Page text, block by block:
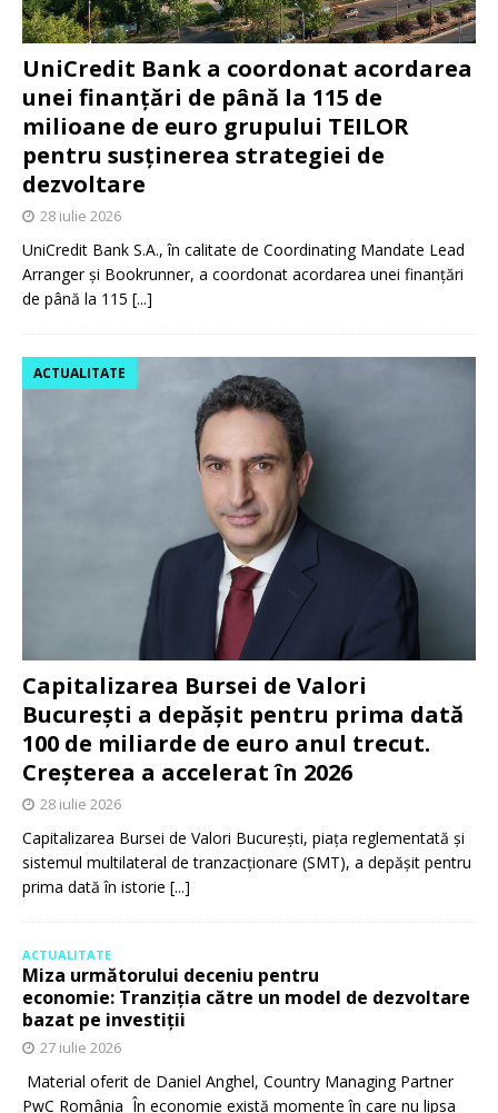
UniCredit Bank a coordonat acordarea
unei finanțări de până la 115 de
milioane de euro grupului TEILOR
pentru susținerea strategiei de
dezvoltare
28 iulie 2026
UniCredit Bank S.A., în calitate de Coordinating Mandate Lead
Arranger și Bookrunner, a coordonat acordarea unei finanțări
de până la 115 [...]
Capitalizarea Bursei de Valori
București a depășit pentru prima dată
100 de miliarde de euro anul trecut.
Creșterea a accelerat în 2026
ACTUALITATE
28 iulie 2026
Capitalizarea Bursei de Valori București, piața reglementată și
sistemul multilateral de tranzacționare (SMT), a depășit pentru
prima dată în istorie [...]
ACTUALITATE
Miza următorului deceniu pentru
economie: Tranziția către un model de dezvoltare
bazat pe investiții
27 iulie 2026
Material oferit de Daniel Anghel, Country Managing Partner
PwC România În economie există momente în care nu lipsa